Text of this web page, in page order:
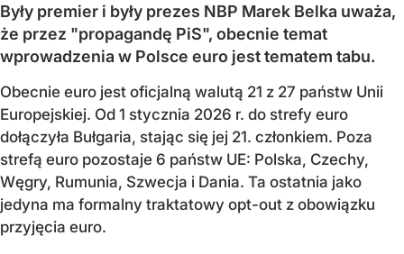
Były premier i były prezes NBP Marek Belka uważa,
że przez "propagandę PiS", obecnie temat
wprowadzenia w Polsce euro jest tematem tabu.
Obecnie euro jest oficjalną walutą 21 z 27 państw Unii
Europejskiej. Od 1 stycznia 2026 r. do strefy euro
dołączyła Bułgaria, stając się jej 21. członkiem. Poza
strefą euro pozostaje 6 państw UE: Polska, Czechy,
Węgry, Rumunia, Szwecja i Dania. Ta ostatnia jako
jedyna ma formalny traktatowy opt-out z obowiązku
przyjęcia euro.